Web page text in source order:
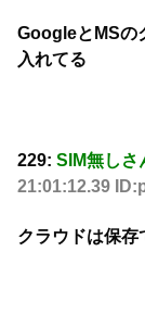
GoogleとMSの
入れてる
229: SIM無しさ
21:01:12.39
クラウドは保存